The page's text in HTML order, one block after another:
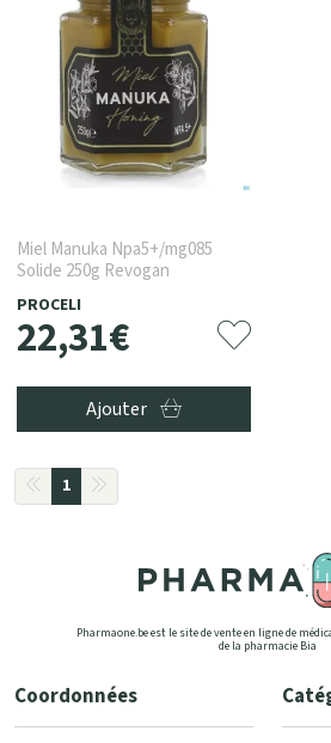
Miel Manuka Npa5+/mg085
Solide 250g Revogan
PROCELI
22,31€
Ajouter
1
Pharmaone.be est le site de vente en ligne de
de la pharmacie Bia
Coordonnées